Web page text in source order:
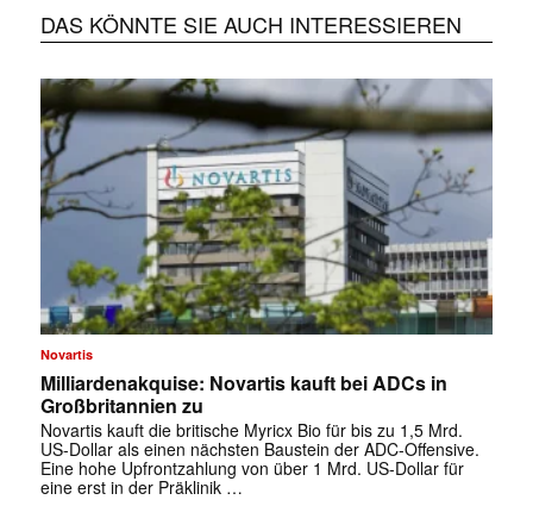
DAS KÖNNTE SIE AUCH INTERESSIEREN
Novartis
Milliardenakquise: Novartis kauft bei ADCs in
Großbritannien zu
Novartis kauft die britische Myricx Bio für bis zu 1,5 Mrd.
US-Dollar als einen nächsten Baustein der ADC-Offensive.
Eine hohe Upfrontzahlung von über 1 Mrd. US-Dollar für
eine erst in der Präklinik …